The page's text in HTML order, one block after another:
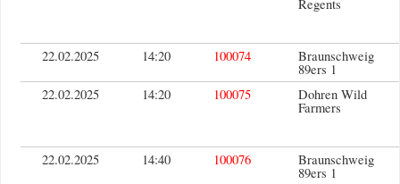
Regents
22.02.2025 14:20 100074 Braunschweig
89ers 1
22.02.2025
14:20 100075 Dohren Wild
Farmers
22.02.2025 14:40 100076 Braunschweig
89ers 1